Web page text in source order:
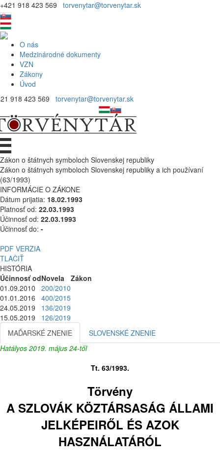
+421 918 423 569 torvenytar@torvenytar.sk
O nás
Medzinárodné dokumenty
VZN
Zákony
Úvod
918 423 569 torvenytar@torvenytar.sk
Zákon o štátnych symboloch Slovenskej republiky
Zákon o štátnych symboloch Slovenskej republiky a ich používaní
(63/1993)
INFORMÁCIE O ZÁKONE
Dátum prijatia: 18.02.1993
Platnosť od: 22.03.1993
Účinnosť od: 22.03.1993
Účinnosť do: -
PDF VERZIA
TLAČIŤ
HISTÓRIA
Účinnosť odNovela
Zákon
01.09.2010
200/2010
01.01.2016
400/2015
24.05.2019
136/2019
15.05.2019
126/2019
MAĎARSKÉ ZNENIE
SLOVENSKÉ ZNENIE
Hatályos 2019. május 24-től
Tt. 63/1993.
Törvény
A SZLOVÁK KÖZTÁRSASÁG ÁLLAMI
JELKÉPEIRŐL ÉS AZOK
HASZNÁLATÁRÓL